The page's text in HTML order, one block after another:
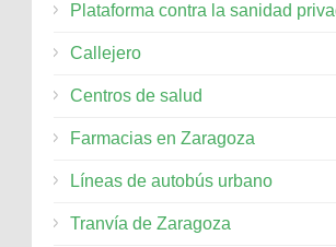
Plataforma contra la sanidad
Callejero
Centros de salud
Farmacias en Zaragoza
Líneas de autobús urbano
Tranvía de Zaragoza